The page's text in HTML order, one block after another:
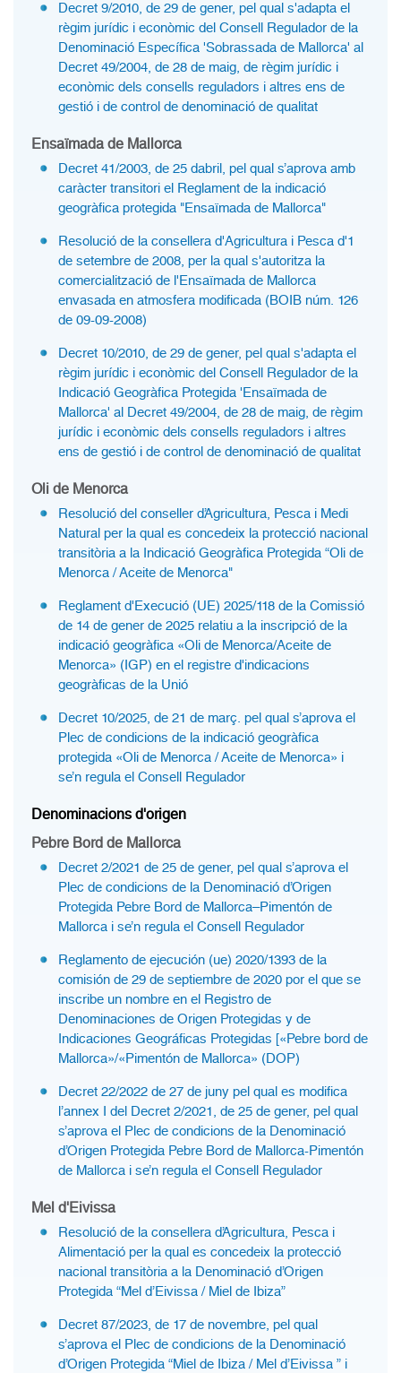
Decret 9/2010, de 29 de gener, pel qual s'adapta el
règim jurídic i econòmic del Consell Regulador de la
Denominació Específica 'Sobrassada de Mallorca' al
Decret 49/2004, de 28 de maig, de règim jurídic i
econòmic dels consells reguladors i altres ens de
gestió i de control de denominació de qualitat
Ensaïmada de Mallorca
Decret 41/2003, de 25 dabril, pel qual s’aprova amb
caràcter transitori el Reglament de la indicació
geogràfica protegida "Ensaïmada de Mallorca"
Resolució de la consellera d'Agricultura i Pesca d'1
de setembre de 2008, per la qual s'autoritza la
comercialització de l'Ensaïmada de Mallorca
envasada en atmosfera modificada (BOIB núm. 126
de 09-09-2008)
Decret 10/2010, de 29 de gener, pel qual s'adapta el
règim jurídic i econòmic del Consell Regulador de la
Indicació Geogràfica Protegida 'Ensaïmada de
Mallorca' al Decret 49/2004, de 28 de maig, de règim
jurídic i econòmic dels consells reguladors i altres
ens de gestió i de control de denominació de qualitat
Oli de Menorca
Resolució del conseller d’Agricultura, Pesca i Medi
Natural per la qual es concedeix la protecció nacional
transitòria a la Indicació Geogràfica Protegida “Oli de
Menorca / Aceite de Menorca"
Reglament d'Execució (UE) 2025/118 de la Comissió
de 14 de gener de 2025 relatiu a la inscripció de la
indicació geogràfica «Oli de Menorca/Aceite de
Menorca» (IGP) en el registre d'indicacions
geogràficas de la Unió
Decret 10/2025, de 21 de març. pel qual s’aprova el
Plec de condicions de la indicació geogràfica
protegida «Oli de Menorca / Aceite de Menorca» i
se’n regula el Consell Regulador
Denominacions d'origen
Pebre Bord de Mallorca
Decret 2/2021 de 25 de gener, pel qual s’aprova el
Plec de condicions de la Denominació d’Origen
Protegida Pebre Bord de Mallorca–Pimentón de
Mallorca i se’n regula el Consell Regulador
Reglamento de ejecución (ue) 2020/1393 de la
comisión de 29 de septiembre de 2020 por el que se
inscribe un nombre en el Registro de
Denominaciones de Origen Protegidas y de
Indicaciones Geográficas Protegidas [«Pebre bord de
Mallorca»/«Pimentón de Mallorca» (DOP)
Decret 22/2022 de 27 de juny pel qual es modifica
l’annex I del Decret 2/2021, de 25 de gener, pel qual
s’aprova el Plec de condicions de la Denominació
d’Origen Protegida Pebre Bord de Mallorca-Pimentón
de Mallorca i se’n regula el Consell Regulador
Mel d'Eivissa
Resolució de la consellera d’Agricultura, Pesca i
Alimentació per la qual es concedeix la protecció
nacional transitòria a la Denominació d’Origen
Protegida “Mel d’Eivissa / Miel de Ibiza”
Decret 87/2023, de 17 de novembre, pel qual
s’aprova el Plec de condicions de la Denominació
d’Origen Protegida “Miel de Ibiza / Mel d’Eivissa ” i